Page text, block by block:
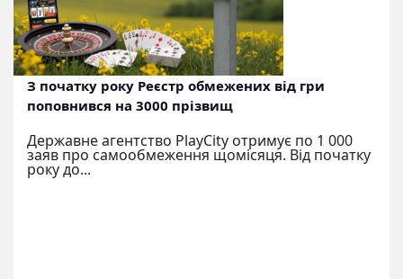
З початку року Реєстр обмежених від гри
поповнився на 3000 прізвищ
Державне агентство PlayCity отримує по 1 000
заяв про самообмеження щомісяця. Від початку
року до...